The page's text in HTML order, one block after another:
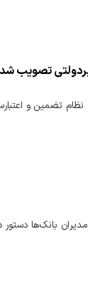
تصویب شد
تضمین و
بانک‌ها